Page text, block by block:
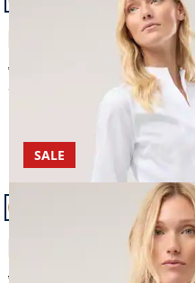
Extraglatt-Bluse Kelchkragen
4,5 (8)
ab Fr. 149,99
ab (-60%)
Artikel 21 von 24.
SALE
Polo Bluse aus Seide
5,0 (2)
ab Fr. 299,99